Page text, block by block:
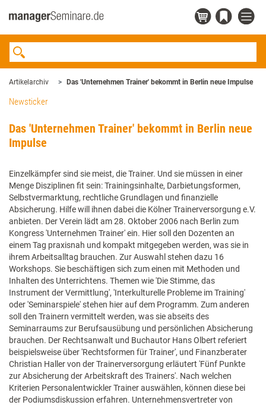
Artikelarchiv Das 'Unternehmen Trainer' bekommt in Berlin neue Impulse
Newsticker
Das 'Unternehmen Trainer' bekommt in Berlin neue
Impulse
Einzelkämpfer sind sie meist, die Trainer. Und sie müssen in einer
Menge Disziplinen fit sein: Trainingsinhalte, Darbietungsformen,
Selbstvermarktung, rechtliche Grundlagen und finanzielle
Absicherung. Hilfe will ihnen dabei die Kölner Trainerversorgung e.V.
anbieten. Der Verein lädt am 28. Oktober 2006 nach Berlin zum
Kongress 'Unternehmen Trainer' ein. Hier soll den Dozenten an
einem Tag praxisnah und kompakt mitgegeben werden, was sie in
ihrem Arbeitsalltag brauchen. Zur Auswahl stehen dazu 16
Workshops. Sie beschäftigen sich zum einen mit Methoden und
Inhalten des Unterrichtens. Themen wie 'Die Stimme, das
Instrument der Vermittlung', 'Interkulturelle Probleme im Training'
oder 'Seminarspiele' stehen hier auf dem Programm. Zum anderen
soll den Trainern vermittelt werden, was sie abseits des
Seminarraums zur Berufsausübung und persönlichen Absicherung
brauchen. Der Rechtsanwalt und Buchautor Hans Olbert referiert
beispielsweise über 'Rechtsformen für Trainer', und Finanzberater
Christian Haller von der Trainerversorgung erläutert 'Fünf Punkte
zur Absicherung der Arbeitskraft des Trainers'. Nach welchen
Kriterien Personalentwickler Trainer auswählen, können diese bei
der Podiumsdiskussion erfahren. Unternehmensvertreter von